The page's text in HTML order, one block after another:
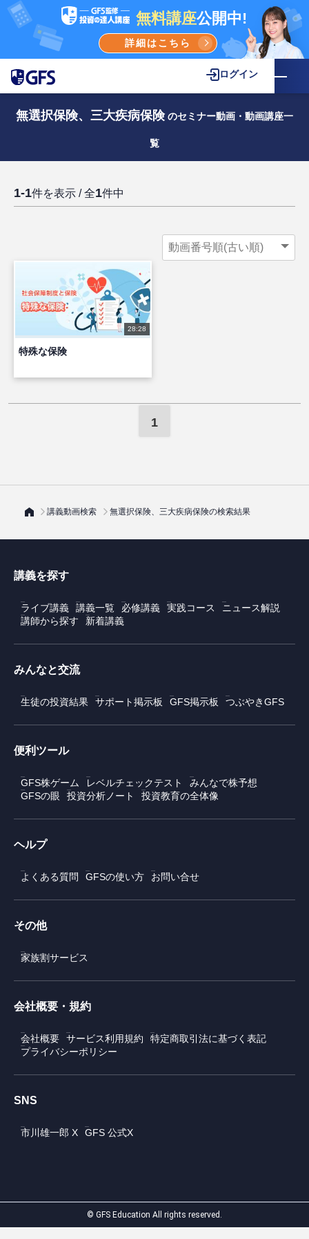
無料講座公開中!
詳細はこちら
ログイン
無選択保険、三大疾病保険 のセミナー動画・動画講座一
覧
1-1件を表示 / 全1件中
28:28
特殊な保険
1
講義動画検索 無選択保険、三大疾病保険の検索結果
講義を探す
ライブ講義 講義一覧 必修講義 実践コース
ニュース解説
講師から探す
新着講義
みんなと交流
生徒の投資結果 サポート掲示板 GFS掲示板 つぶやきGFS
便利ツール
GFS株ゲーム レベルチェックテスト
みんなで株予想
GFSの眼
投資分析ノート 投資教育の全体像
ヘルプ
よくある質問 GFSの使い方 お問い合せ
その他
家族割サービス
会社概要・規約
会社概要 サービス利用規約
特定商取引法に基づく表記
プライバシーポリシー
SNS
市川雄一郎 X GFS 公式X
© GFS Education All rights reserved.